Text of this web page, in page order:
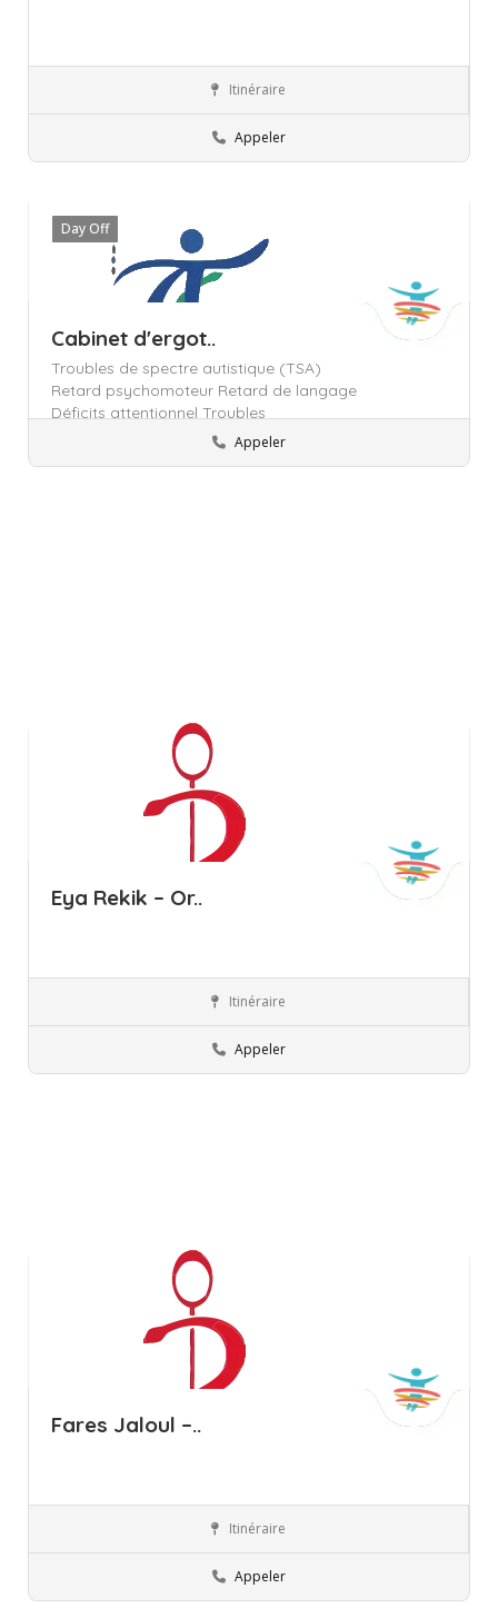
Itinéraire
Appeler
Day Off
Cabinet d'ergot..
Troubles de spectre autistique (TSA)
Retard psychomoteur Retard de langage
Déficits attentionnel Troubles
neurodevelopmental (Dys)Appeler
Eya Rekik – Or..
Itinéraire
Appeler
Fares Jaloul –..
Itinéraire
Appeler